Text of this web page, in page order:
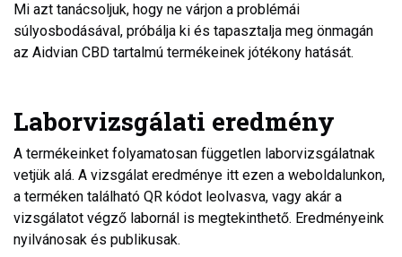
Mi azt tanácsoljuk, hogy ne várjon a problémái
súlyosbodásával, próbálja ki és tapasztalja meg önmagán
az Aidvian CBD tartalmú termékeinek jótékony hatását.
Laborvizsgálati eredmény
A termékeinket folyamatosan független laborvizsgálatnak
vetjük alá. A vizsgálat eredménye itt ezen a weboldalunkon,
a terméken található QR kódot leolvasva, vagy akár a
vizsgálatot végző labornál is megtekinthető. Eredményeink
nyilvánosak és publikusak.